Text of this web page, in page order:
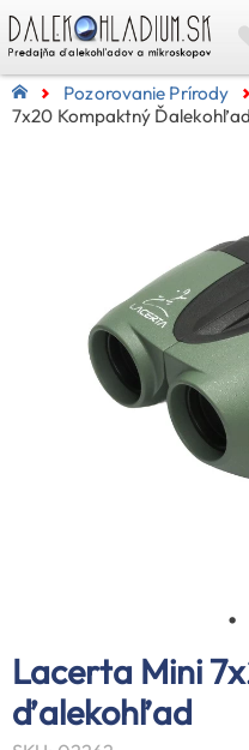
Pozorovanie Prírody
7x20 Kompaktný Ďalekohľad
Lacerta Mini
ďalekohľad